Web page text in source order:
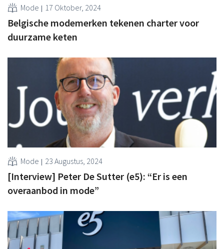
Mode 17 Oktober, 2024
Belgische modemerken tekenen charter voor
duurzame keten
Mode 23 Augustus, 2024
[Interview] Peter De Sutter (e5): “Er is een
overaanbod in mode”